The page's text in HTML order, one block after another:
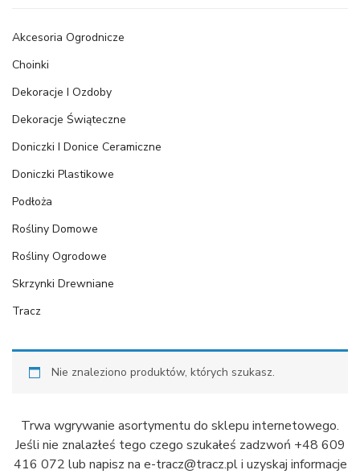
Akcesoria Ogrodnicze
Choinki
Dekoracje I Ozdoby
Dekoracje Świąteczne
Doniczki I Donice Ceramiczne
Doniczki Plastikowe
Podłoża
Rośliny Domowe
Rośliny Ogrodowe
Skrzynki Drewniane
Tracz
Nie znaleziono produktów, których szukasz.
Trwa wgrywanie asortymentu do sklepu internetowego.
Jeśli nie znalazłeś tego czego szukałeś zadzwoń +48 609
416 072 lub napisz na e-tracz@tracz.pl i uzyskaj informacje